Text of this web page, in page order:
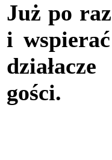
Już po
i
gości.